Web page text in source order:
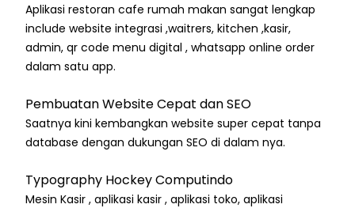
Aplikasi restoran cafe rumah makan sangat lengkap
include website integrasi ,waitrers, kitchen ,kasir,
admin, qr code menu digital , whatsapp online order
dalam satu app.
Pembuatan Website Cepat dan SEO
Saatnya kini kembangkan website super cepat tanpa
database dengan dukungan SEO di dalam nya.
Typography Hockey Computindo
Mesin Kasir , aplikasi kasir , aplikasi toko, aplikasi